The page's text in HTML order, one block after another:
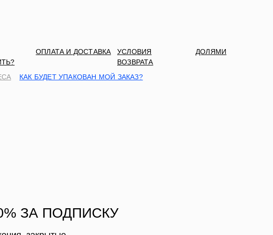
ОПЛАТА И ДОСТАВКА
УСЛОВИЯ
ВОЗВРАТА
КАК БУДЕТ УПАКОВАН МОЙ ЗАКАЗ?
ДОЛЯМИ
ЗА ПОДПИСКУ